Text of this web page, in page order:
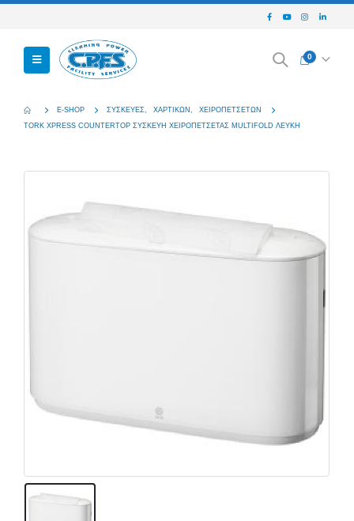
0
E-SHOP ΣΥΣΚΕΥΈΣ ΧΑΡΤΙΚΏΝ
ΧΕΙΡΟΠΕΤΣΈΤΩΝ
TORK XPRESS COUNTERTOP ΣΥΣΚΕΥΗ ΧΕΙΡΟΠΕΤΣΕΤΑΣ MULTIFOLD ΛΕΥΚΗ